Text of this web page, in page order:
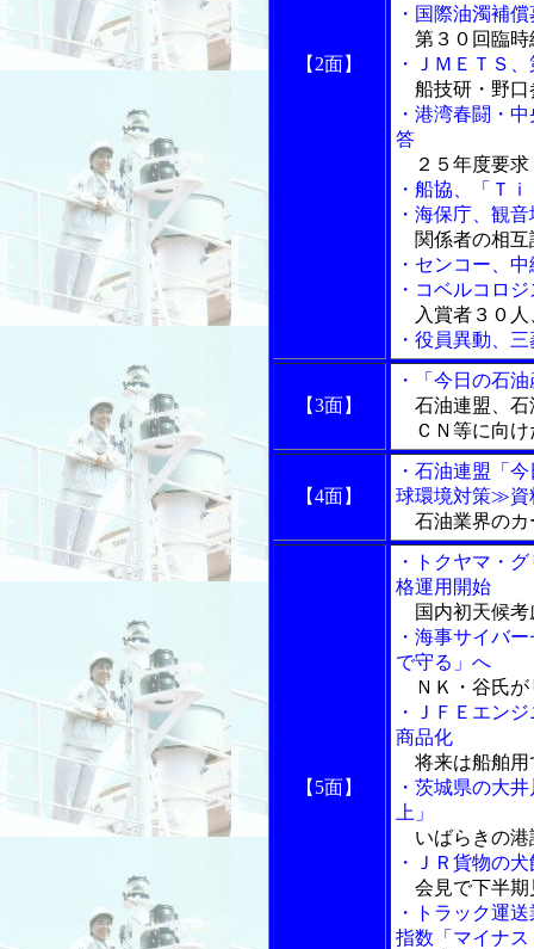
【2面】
・国際油濁補
第３０回臨時
・ＪＭＥＴＳ
船技研・野口
・港湾春闘・
答
２５年度要求
・船協、「Ｔ
・海保庁、観
関係者の相互
・センコー、
・コベルコロ
入賞者３０人
・役員異動、
【3面】
・「今日の石
石油連盟、石
ＣＮ等に向け
【4面】
・石油連盟「
球環境対策≫資
石油業界のカ
【5面】
・トクヤマ・
格運用開始
国内初天候考
・海事サイバ
で守る」へ
ＮＫ・谷氏が
・ＪＦＥエン
商品化
将来は船舶用
・茨城県の大
上」
いばらきの港
・ＪＲ貨物の
会見で下半期
・トラック運
指数「マイナ